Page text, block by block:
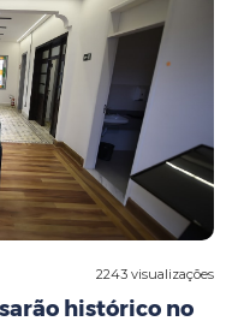
2243 visualizações
histórico no